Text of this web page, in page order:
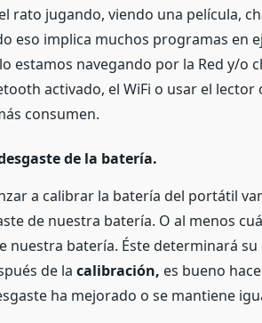
rato jugando, viendo una película,
eso implica muchos programas en
estamos navegando por la Red y/o
activado, el WiFi o usar el
consumen.
de la batería.
a calibrar la batería del portátil
de nuestra batería. O al menos
nuestra batería. Éste determinará
de lacalibración, es bueno
ha mejorado o se mantiene